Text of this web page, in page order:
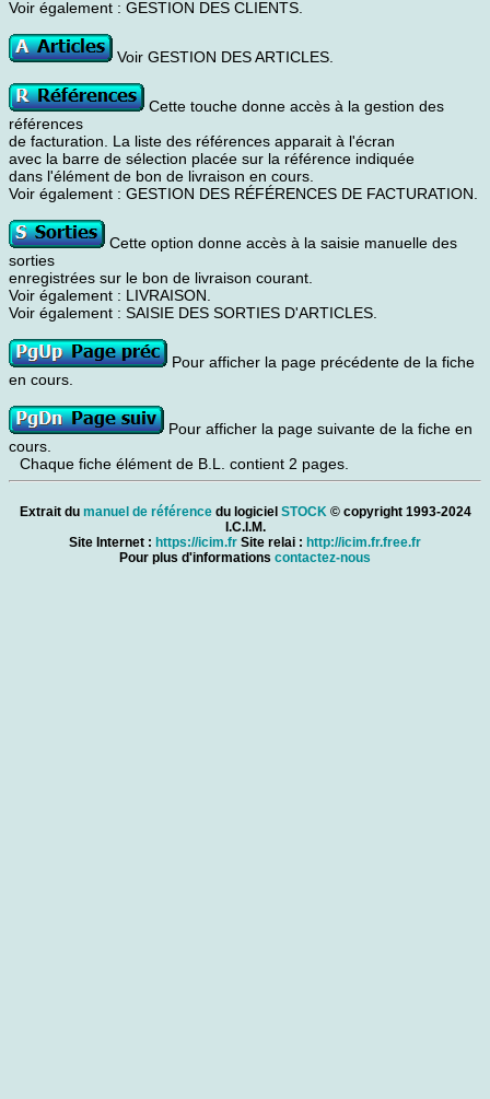
Voir également : GESTION DES CLIENTS.
Voir GESTION DES ARTICLES.
Cette touche donne accès à la gestion des
références
de facturation. La liste des références apparait à l'écran
avec la barre de sélection placée sur la référence indiquée
dans l'élément de bon de livraison en cours.
Voir également : GESTION DES RÉFÉRENCES DE FACTURATION.
Cette option donne accès à la saisie manuelle des
sorties
enregistrées sur le bon de livraison courant.
Voir également : LIVRAISON.
Voir également : SAISIE DES SORTIES D'ARTICLES.
Pour afficher la page précédente de la fiche
en cours.
Pour afficher la page suivante de la fiche en
cours.
Chaque fiche élément de B.L. contient 2 pages.
Extrait du manuel de référencedu logiciel STOCK© copyright 1993-2024
I.C.I.M.
Site Internet : https://icim.fr Site relai : http://icim.fr.free.fr
Pour plus d'informations contactez-nous